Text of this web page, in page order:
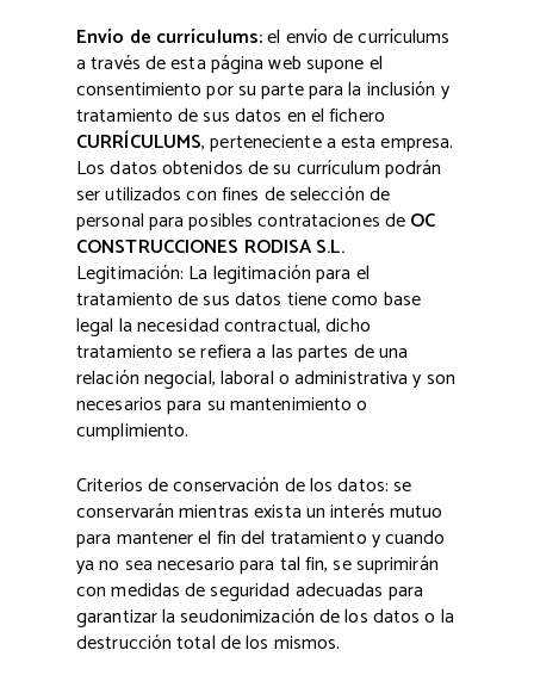
Envío de currículums:el envío de currículums
a través de esta página web supone el
consentimiento por su parte para la inclusión y
tratamiento de sus datos en el fichero
CURRÍCULUMS, perteneciente a esta empresa.
Los datos obtenidos de su currículum podrán
ser utilizados con fines de selección de
personal para posibles contrataciones deOC
CONSTRUCCIONES RODISA S.L.
Legitimación: La legitimación para el
tratamiento de sus datos tiene como base
legal la necesidad contractual, dicho
tratamiento se refiera a las partes de una
relación negocial, laboral o administrativa y son
necesarios para su mantenimiento o
cumplimiento.
Criterios de conservación de los datos: se
conservarán mientras exista un interés mutuo
para mantener el fin del tratamiento y cuando
ya no sea necesario para tal fin, se suprimirán
con medidas de seguridad adecuadas para
garantizar la seudonimización de los datos o la
destrucción total de los mismos.